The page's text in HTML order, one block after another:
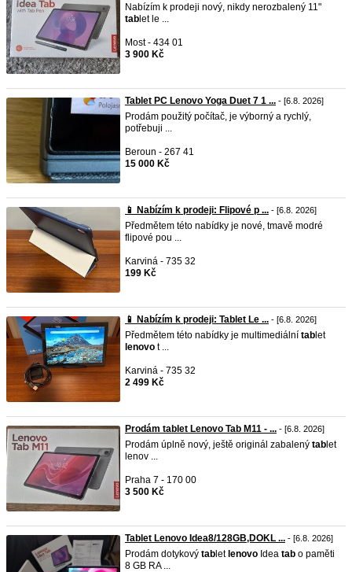
Nabízím k prodeji nový, nikdy nerozbalený 11"
tab let le ...
Most - 434 01
3 900 Kč
Tablet PC Lenovo Yoga Duet 7 1 ... - [6.8. 2026]
Prodám použitý počítač, je výborný a rychlý,
potřebuji ...
Beroun - 267 41
15 000 Kč
📱 Nabízím k prodeji: Flipové p ... - [6.8. 2026]
Předmětem této nabídky je nové, tmavě modré
flipové pou ...
Karviná - 735 32
199 Kč
📱 Nabízím k prodeji: Tablet Le ... - [6.8. 2026]
Předmětem této nabídky je multimediální tab let
lenovo t ...
Karviná - 735 32
2 499 Kč
Prodám tablet Lenovo Tab M11 - ... - [6.8. 2026]
Prodám úplně nový, ještě originál zabalený tab let
lenov ...
Praha 7 - 170 00
3 500 Kč
Tablet Lenovo Idea8/128GB,DOKL ... - [6.8. 2026]
Prodám dotykový tab let lenovo Idea tab o paměti
8 GB RA ...